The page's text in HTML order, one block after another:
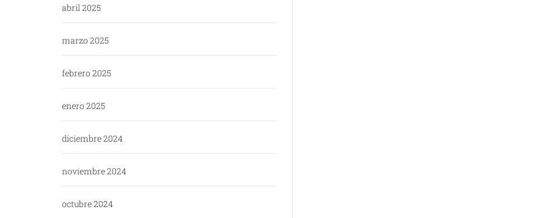
abril 2025
marzo 2025
febrero 2025
enero 2025
diciembre 2024
noviembre 2024
octubre 2024